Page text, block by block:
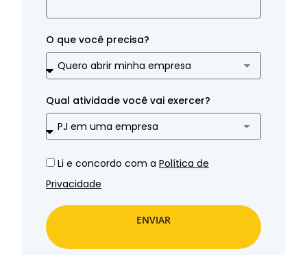
O que você precisa?
Qual atividade você vai exercer?
Li e concordo com a Política de
Privacidade
ENVIAR